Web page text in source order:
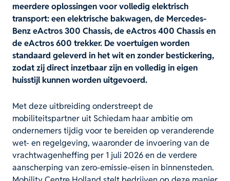
meerdere oplossingen voor volledig elektrisch
transport: een elektrische bakwagen, de Mercedes-
Benz eActros 300 Chassis, de eActros 400 Chassis en
de eActros 600 trekker. De voertuigen worden
standaard geleverd in het wit en zonder bestickering,
zodat zij direct inzetbaar zijn en volledig in eigen
huisstijl kunnen worden uitgevoerd.
Met deze uitbreiding onderstreept de
mobiliteitspartner uit Schiedam haar ambitie om
ondernemers tijdig voor te bereiden op veranderende
wet- en regelgeving, waaronder de invoering van de
vrachtwagenheffing per 1 juli 2026 en de verdere
aanscherping van zero-emissie-eisen in binnensteden.